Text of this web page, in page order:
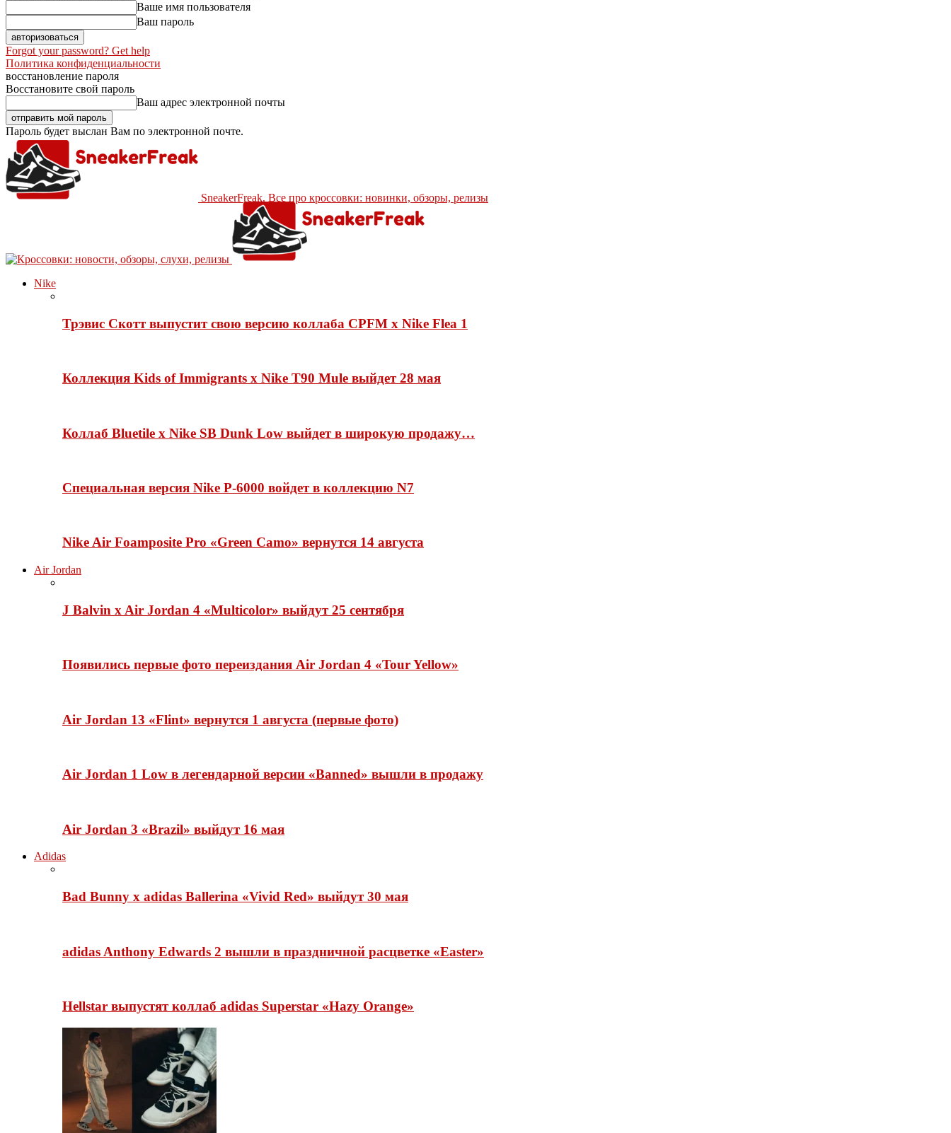
Ваше имя пользователя
Ваш пароль
Forgot your password? Get help
Политика конфиденциальности
восстановление пароля
Восстановите свой пароль
Ваш адрес электронной почты
Пароль будет выслан Вам по электронной почте.
SneakerFreak. Все про кроссовки: новинки, обзоры, релизы
Nike
Трэвис Скотт выпустит свою версию коллаба CPFM x Nike Flea 1
Коллекция Kids of Immigrants x Nike T90 Mule выйдет 28 мая
Коллаб Bluetile x Nike SB Dunk Low выйдет в широкую продажу…
Специальная версия Nike P-6000 войдет в коллекцию N7
Nike Air Foamposite Pro «Green Camo» вернутся 14 августа
Air Jordan
J Balvin x Air Jordan 4 «Multicolor» выйдут 25 сентября
Появились первые фото переиздания Air Jordan 4 «Tour Yellow»
Air Jordan 13 «Flint» вернутся 1 августа (первые фото)
Air Jordan 1 Low в легендарной версии «Banned» вышли в продажу
Air Jordan 3 «Brazil» выйдут 16 мая
Adidas
Bad Bunny x adidas Ballerina «Vivid Red» выйдут 30 мая
adidas Anthony Edwards 2 вышли в праздничной расцветке «Easter»
Hellstar выпустят коллаб adidas Superstar «Hazy Orange»